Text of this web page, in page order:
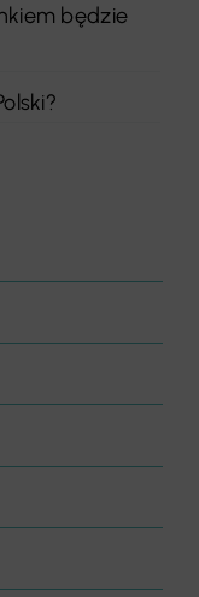
będzie